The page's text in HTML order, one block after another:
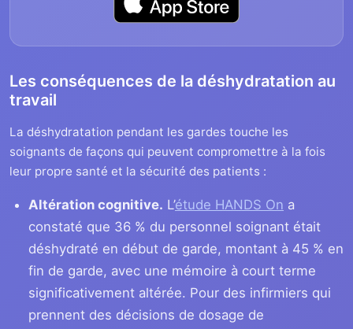
Les conséquences de la déshydratation au
travail
La déshydratation pendant les gardes touche les
soignants de façons qui peuvent compromettre à la fois
leur propre santé et la sécurité des patients :
Altération cognitive. L’étude HANDS On a
constaté que 36 % du personnel soignant était
déshydraté en début de garde, montant à 45 % en
fin de garde, avec une mémoire à court terme
significativement altérée. Pour des infirmiers qui
prennent des décisions de dosage de